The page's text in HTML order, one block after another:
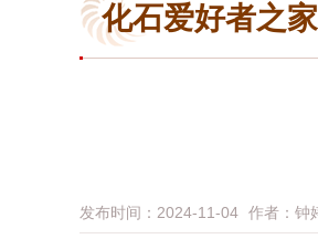
化石爱好者之家
发布时间：2024-11-04 作者： 钟